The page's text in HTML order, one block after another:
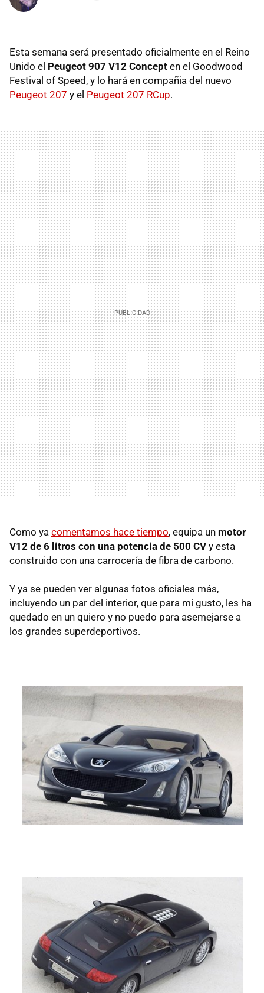
Esta semana será presentado oficialmente en el Reino
Unido el Peugeot 907 V12 Concept en el Goodwood
Festival of Speed, y lo hará en compañia del nuevo
Peugeot 207 y el Peugeot 207 RCup.
Como ya comentamos hace tiempo, equipa un motor
V12 de 6 litros con una potencia de 500 CV y esta
construido con una carrocería de fibra de carbono.
Y ya se pueden ver algunas fotos oficiales más,
incluyendo un par del interior, que para mi gusto, les ha
quedado en un quiero y no puedo para asemejarse a
los grandes superdeportivos.